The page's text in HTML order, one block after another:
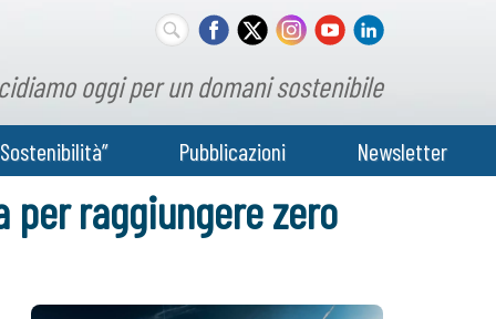
oggi per un domani sostenibile
Pubblicazioni Newsletter
raggiungere zero